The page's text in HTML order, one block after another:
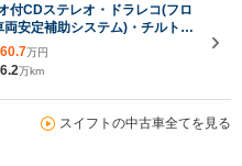
付CDステレオ・ドラレコ(フロ
安定補助システム)・チルト&
リング・運転席シートリフタ
スタートシステム/禁煙・取扱
簿
60.7万円
6.2万km
スイフトの中古車全てを見る